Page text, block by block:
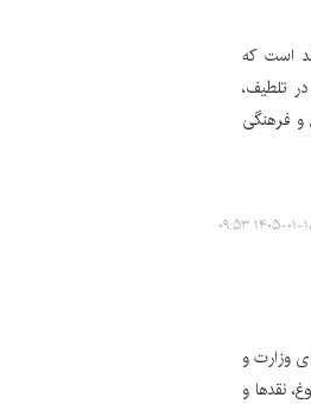
است که
تلطیف،
و فرهنگی
۰۱-۱۸ ۰۹:۵۳
وزارت و
نقدها و